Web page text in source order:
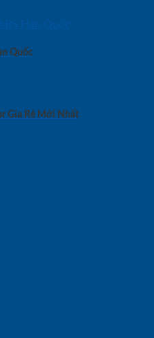
Quốc
Gía Rẻ Mới Nhất